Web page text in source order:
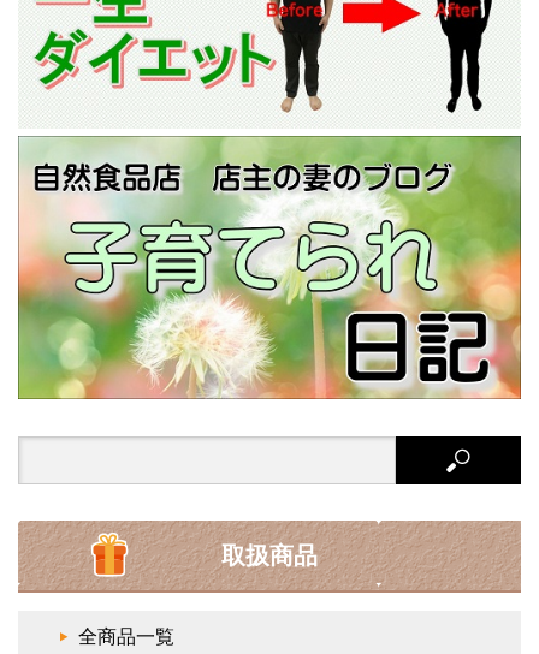
取扱商品
全商品一覧